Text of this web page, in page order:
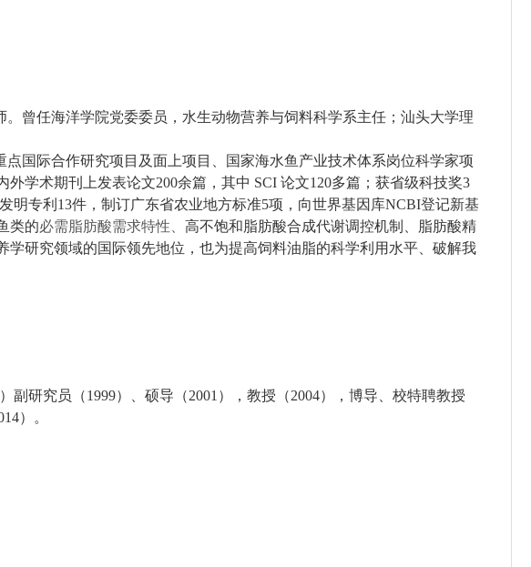
曾任海洋学院党委委员，水生动物营养与饲料科学系主任；汕头大学理
国际合作研究项目及面上项目、国家海水鱼产业技术体系岗位科学家项
外学术期刊上发表论文200余篇，其中 SCI 论文120多篇；获省级科技奖3
专利13件，制订广东省农业地方标准5项，向世界基因库NCBI登记新基
类的必需脂肪酸需求特性、 高不饱和脂肪酸合成代谢调控机制、脂肪酸精
研究领域的国际领先地位，也为提高饲料油脂的科学利用水平、破解我
研究员（1999）、硕导（2001），教授（2004），博导、校特聘教授
）。